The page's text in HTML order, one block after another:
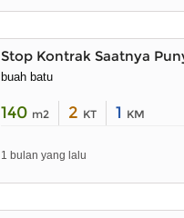
Stop Kontrak Saatnya
buah batu
140 m2 2 KT 1 KM
1 bulan yang lalu